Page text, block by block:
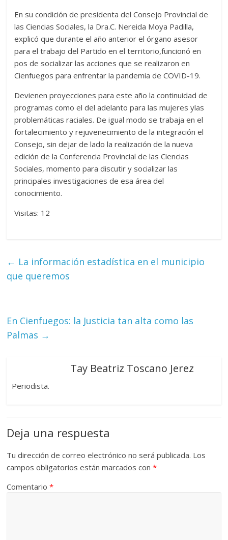
En su condición de presidenta del Consejo Provincial de
las Ciencias Sociales, la Dra.C. Nereida Moya Padilla,
explicó que durante el año anterior el órgano asesor
para el trabajo del Partido en el territorio,funcionó en
pos de socializar las acciones que se realizaron en
Cienfuegos para enfrentar la pandemia de COVID-19.
Devienen proyecciones para este año la continuidad de
programas como el del adelanto para las mujeres ylas
problemáticas raciales. De igual modo se trabaja en el
fortalecimiento y rejuvenecimiento de la integración el
Consejo, sin dejar de lado la realización de la nueva
edición de la Conferencia Provincial de las Ciencias
Sociales, momento para discutir y socializar las
principales investigaciones de esa área del
conocimiento.
Visitas: 12
← La información estadística en el municipio
que queremos
En Cienfuegos: la Justicia tan alta como las
Palmas →
Tay Beatriz Toscano Jerez
Periodista.
Deja una respuesta
Tu dirección de correo electrónico no será publicada. Los
campos obligatorios están marcados con*
Comentario*